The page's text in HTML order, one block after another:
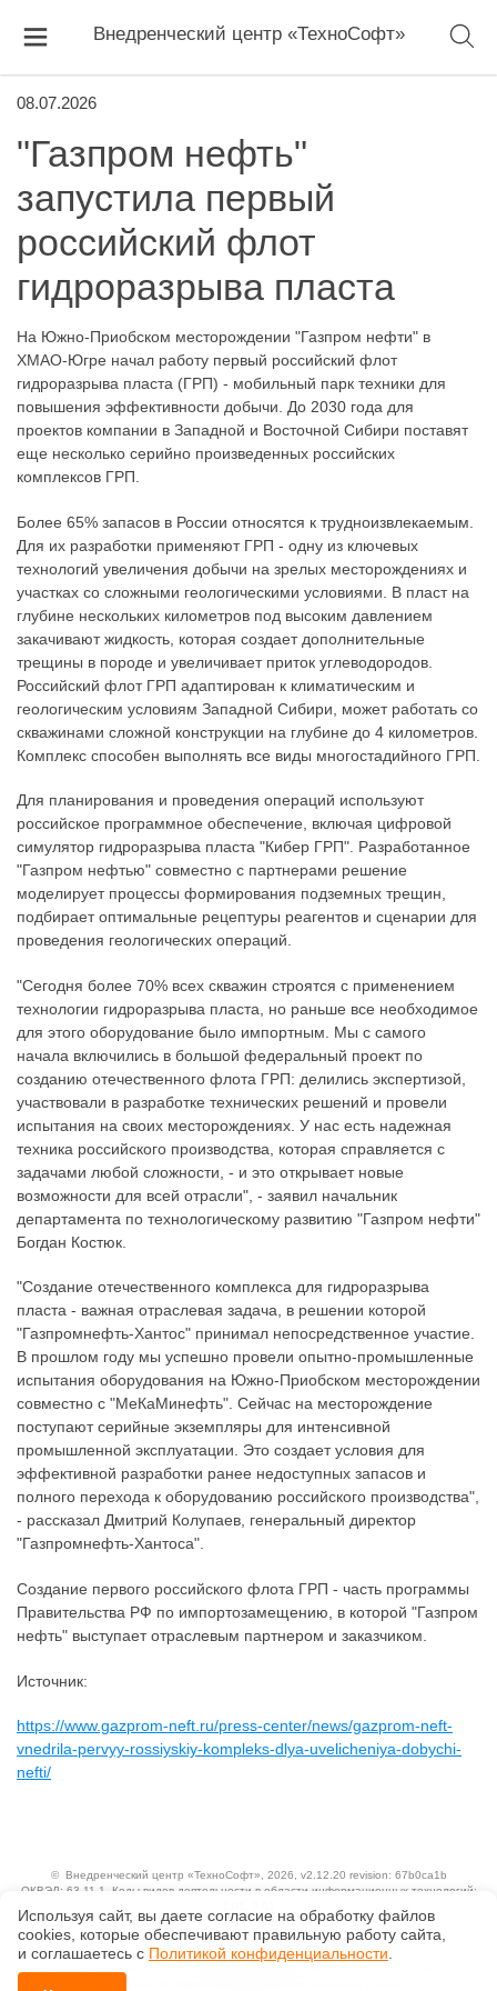
Внедренческий центр «ТехноСофт»
08.07.2026
"Газпром нефть"
запустила первый
российский флот
гидроразрыва пласта
На Южно-Приобском месторождении "Газпром нефти" в
ХМАО-Югре начал работу первый российский флот
гидроразрыва пласта (ГРП) - мобильный парк техники для
повышения эффективности добычи. До 2030 года для
проектов компании в Западной и Восточной Сибири поставят
еще несколько серийно произведенных российских
комплексов ГРП.
Более 65% запасов в России относятся к трудноизвлекаемым.
Для их разработки применяют ГРП - одну из ключевых
технологий увеличения добычи на зрелых месторождениях и
участках со сложными геологическими условиями. В пласт на
глубине нескольких километров под высоким давлением
закачивают жидкость, которая создает дополнительные
трещины в породе и увеличивает приток углеводородов.
Российский флот ГРП адаптирован к климатическим и
геологическим условиям Западной Сибири, может работать со
скважинами сложной конструкции на глубине до 4 километров.
Комплекс способен выполнять все виды многостадийного ГРП.
Для планирования и проведения операций используют
российское программное обеспечение, включая цифровой
симулятор гидроразрыва пласта "Кибер ГРП". Разработанное
"Газпром нефтью" совместно с партнерами решение
моделирует процессы формирования подземных трещин,
подбирает оптимальные рецептуры реагентов и сценарии для
проведения геологических операций.
"Сегодня более 70% всех скважин строятся с применением
технологии гидроразрыва пласта, но раньше все необходимое
для этого оборудование было импортным. Мы с самого
начала включились в большой федеральный проект по
созданию отечественного флота ГРП: делились экспертизой,
участвовали в разработке технических решений и провели
испытания на своих месторождениях. У нас есть надежная
техника российского производства, которая справляется с
задачами любой сложности, - и это открывает новые
возможности для всей отрасли", - заявил начальник
департамента по технологическому развитию "Газпром нефти"
Богдан Костюк.
"Создание отечественного комплекса для гидроразрыва
пласта - важная отраслевая задача, в решении которой
"Газпромнефть-Хантос" принимал непосредственное участие.
В прошлом году мы успешно провели опытно-промышленные
испытания оборудования на Южно-Приобском месторождении
совместно с "МеКаМинефть". Сейчас на месторождение
поступают серийные экземпляры для интенсивной
промышленной эксплуатации. Это создает условия для
эффективной разработки ранее недоступных запасов и
полного перехода к оборудованию российского производства",
- рассказал Дмитрий Колупаев, генеральный директор
"Газпромнефть-Хантоса".
Создание первого российского флота ГРП - часть программы
Правительства РФ по импортозамещению, в которой "Газпром
нефть" выступает отраслевым партнером и заказчиком.
Источник:
https://www.gazprom-neft.ru/press-center/news/gazprom-neft-
vnedrila-pervyy-rossiyskiy-kompleks-dlya-uvelicheniya-dobychi-
nefti/
© Внедренческий центр «ТехноСофт» , 2026, v2.12.20 revision: 67b0ca1b
ОКВЭД: 63.11.1, Коды видов деятельности в области информационных технологий:
Ценовая политика
Технологии
Используя сайт, вы даете согласие на обработку файлов
сооkiеs, которые обеспечивают правильную работу сайта,
и соглашаетесь с Политикой конфиденциальности